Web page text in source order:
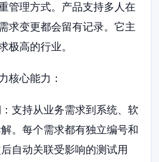
管理方式。产品支持多人在
求变更都会留有记录。它主
极高的行业。
核心能力：
支持从业务需求到系统、软
。每个需求都有独立编号和
自动关联受影响的测试用